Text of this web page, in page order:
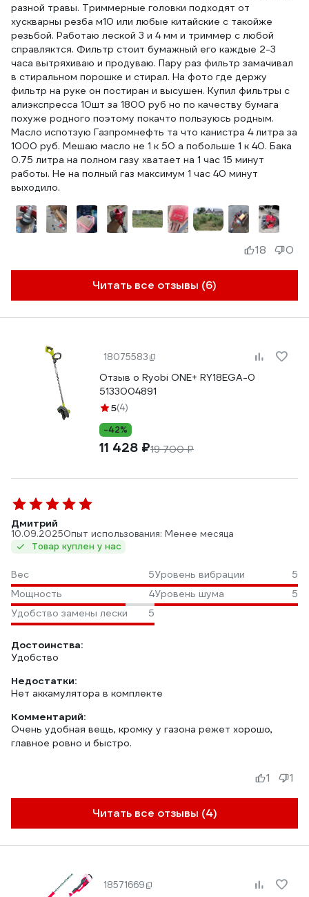
разной травы. Триммерные головки подходят от
хускварны резба м10 или любые китайские с такойже
резьбой. Работаю леской 3 и 4 мм и триммер с любой
справляктся. Фильтр стоит бумажный его каждые 2-3
часа вытряхиваю и продуваю. Пару раз фильтр замачивал
в стиральном порошке и стирал. На фото где держу
фильтр на руке он постиран и высушен. Купил фильтры с
алиэкспресса 10шт за 1800 руб но по качеству бумага
похуже родного поэтому покачто пользуюсь родным.
Масло испотзую Газпромнефть та что канистра 4 литра за
1000 руб. Мешаю масло не 1 к 50 а побольше 1 к 40. Бака
0.75 литра на полном газу хватает на 1 час 15 минут
работы. Не на полный газ максимум 1 час 40 минут
выходило.
Читать все отзывы (6)
18 0
18075583
Отзыв о Ryobi ONE+ RY18EGA-0
5133004891
5(4)
-42%
11 428 ₽19 700 ₽
Дмитрий
10.09.2025Опыт использования: Менее месяца
Товар куплен у нас
Вес 5Уровень вибрации
5
Мощность
4Уровень шума
5
Удобство замены лески
5
Достоинства:
Удобство
Недостатки:
Нет аккамулятора в комплекте
Комментарий:
Очень удобная вещь, кромку у газона режет хорошо,
главное ровно и быстро.
Читать все отзывы (4)
1 1
18571669